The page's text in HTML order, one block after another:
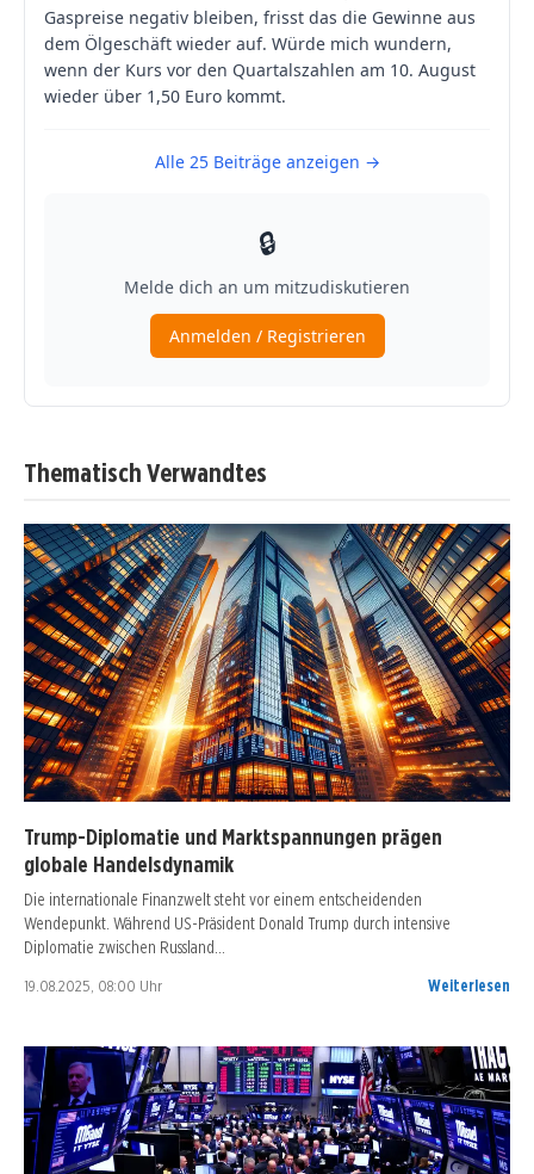
Thematisch Verwandtes
Trump-Diplomatie und Marktspannungen prägen
globale Handelsdynamik
Die internationale Finanzwelt steht vor einem entscheidenden
Wendepunkt. Während US-Präsident Donald Trump durch intensive
Diplomatie zwischen Russland…
19.08.2025, 08:00 Uhr Weiterlesen